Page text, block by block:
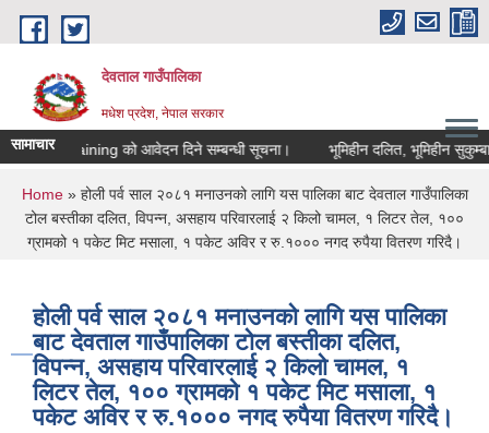
Skip to main content
देवताल गाउँपालिका
मधेश प्रदेश, नेपाल सरकार
सामाचार
Skill Training को आवेदन दिने सम्बन्धी सूचना। भूमिहीन दलित, भूमिहीन
You are here
Home» होली पर्व साल २०८१ मनाउनको लागि यस पालिका बाट देवताल गाउँपालिका
टोल बस्तीका दलित, विपन्न, असहाय परिवारलाई २ किलो चामल, १ लिटर तेल, १००
ग्रामको १ पकेट मिट मसाला, १ पकेट अविर र रु.१००० नगद रुपैया वितरण गरिदै।
होली पर्व साल २०८१ मनाउनको लागि यस पालिका
बाट देवताल गाउँपालिका टोल बस्तीका दलित,
विपन्न, असहाय परिवारलाई २ किलो चामल, १
लिटर तेल, १०० ग्रामको १ पकेट मिट मसाला, १
पकेट अविर र रु.१००० नगद रुपैया वितरण गरिदै।